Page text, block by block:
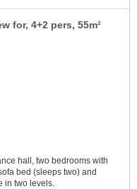
for, 4+2 pers, 55m²
hall, two bedrooms with
bed (sleeps two) and
in two levels.